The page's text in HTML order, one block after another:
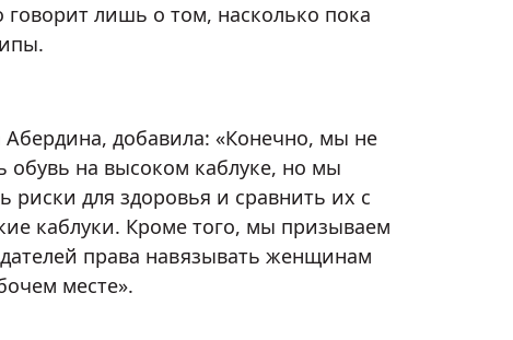
лишь о том, насколько пока
добавила: «Конечно, мы не
обувь на высоком каблуке, но мы
для здоровья и сравнить их с
каблуки. Кроме того, мы призываем
права навязывать женщинам
месте».